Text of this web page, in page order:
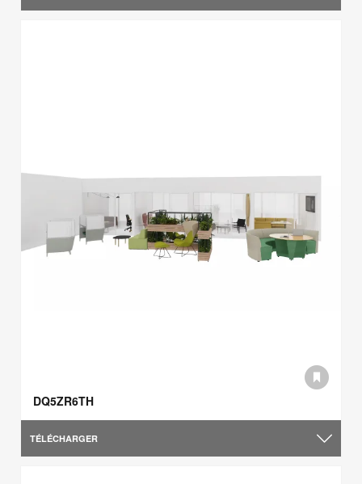
DQ5ZR6TH
TÉLÉCHARGER